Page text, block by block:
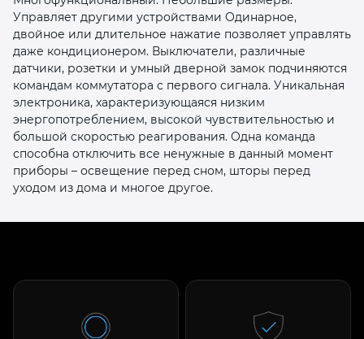
Управляет другими устройствами Одинарное,
двойное или длительное нажатие позволяет управлять
даже кондиционером. Выключатели, различные
датчики, розетки и умный дверной замок подчиняются
командам коммутатора с первого сигнала. Уникальная
электроника, характеризующаяся низким
энергопотреблением, высокой чувствительностью и
большой скоростью реагирования. Одна команда
способна отключить все ненужные в данный момент
приборы – освещение перед сном, шторы перед
уходом из дома и многое другое.
раз в 2 недели